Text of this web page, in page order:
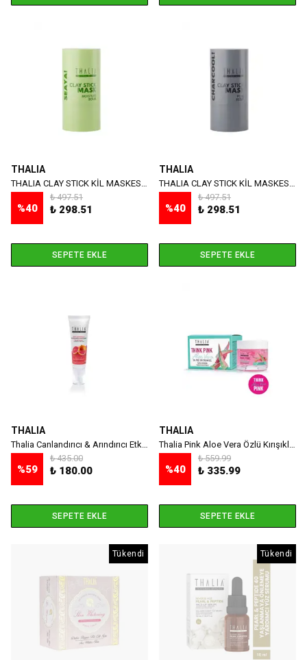
THALIA
THALIA CLAY STICK KİL MASKESİ SEAYA! 30 GR
%40
₺ 497.51
₺ 298.51
SEPETE EKLE
THALIA
THALIA CLAY STICK KİL MASKESİ CHARCOOL! 30 GR
%40
₺ 497.51
₺ 298.51
SEPETE EKLE
THALIA
Thalia Canlandırıcı & Arındırıcı Etkili Pembe Greyfurt Özlü Yüz Bakım Kremi 50ml
%59
₺ 435.00
₺ 180.00
SEPETE EKLE
THALIA
Thalia Pink Aloe Vera Özlü Kırışıklık & Nemlendirmeye Yardımcı Yüz Bakım Jel Krem 50ml
%40
₺ 559.99
₺ 335.99
SEPETE EKLE
Tükendi Tükendi